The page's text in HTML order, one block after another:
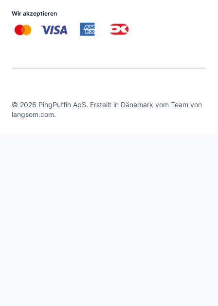
Wir akzeptieren
© 2026 PingPuffin ApS. Erstellt in Dänemark vom Team von
langsom.com.